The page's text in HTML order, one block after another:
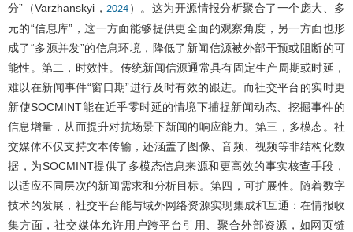
分”（Varzhanskyi， 2024 ）。这为开源情报分析聚合了一个庞大、多
元的“信息库”，这一方面能够提供更全面的观察角度，另一方面也形
成了“多源并发”的信息环境，降低了新闻信源被外部干预或阻断的可
能性。第二，时效性。传统新闻信源通常具有固定生产周期或时延，
难以在新闻事件“窗口期”进行及时有效的跟进。而社交平台的实时更
新使SOCMINT能在近乎零时延的情境下捕捉新闻动态、挖掘事件的
信息增量，从而提升对抗场景下新闻的响应能力。第三，多模态。社
交媒体不仅支持文本传输，还涵盖了图像、音频、视频等非结构化数
据，为SOCMINT提供了多模态信息来源和更高效的事实核查手段，
以适应不同层次的新闻需求和分析目标。第四，可扩展性。随着数字
技术的发展，社交平台能与域外网络资源实现集成和互通：在情报收
集方面，社交媒体允许用户跨平台引用、聚合外部资源，如网页链